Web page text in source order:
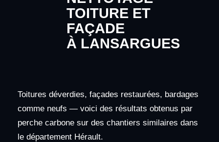
TOITURE ET
FAÇADE
À LANSARGUES
Toitures déverdies, façades restaurées, bardages
comme neufs — voici des résultats obtenus par
perche carbone sur des chantiers similaires dans
le département Hérault.